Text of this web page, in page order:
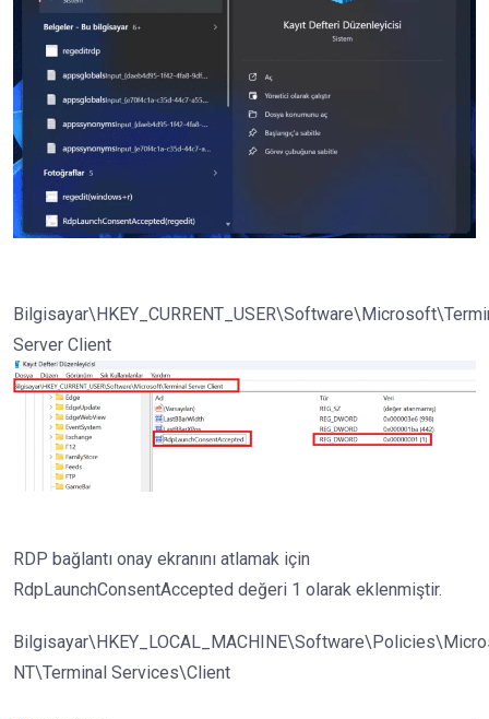
Server Client
RDP bağlantı onay ekranını atlamak için
RdpLaunchConsentAccepted değeri 1 olarak eklenmiştir.
NT\Terminal Services\Client